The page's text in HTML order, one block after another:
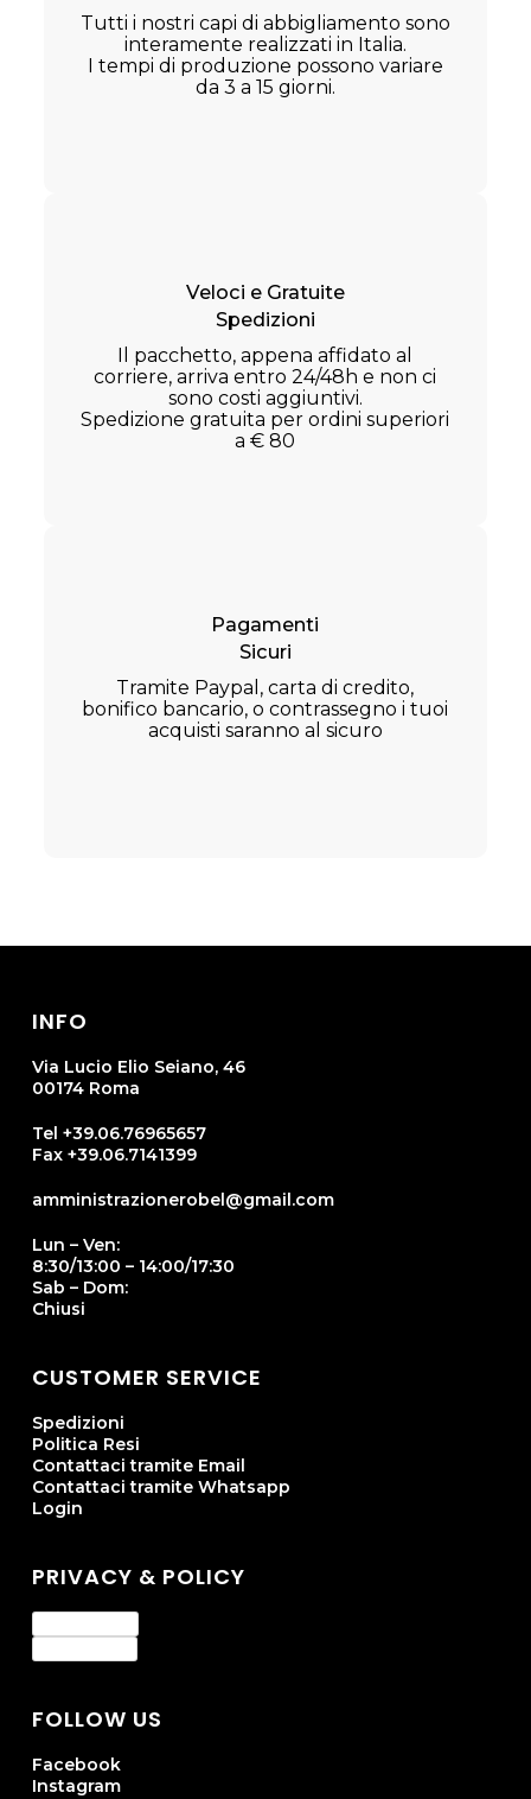
Tutti i nostri capi di abbigliamento sono
interamente realizzati in Italia.
I tempi di produzione possono variare
da 3 a 15 giorni.
Veloci e Gratuite
Spedizioni
Il pacchetto, appena affidato al
corriere, arriva entro 24/48h e non ci
sono costi aggiuntivi.
Spedizione gratuita per ordini superiori
a € 80
Pagamenti
Sicuri
Tramite Paypal, carta di credito,
bonifico bancario, o contrassegno i tuoi
acquisti saranno al sicuro
INFO
Via Lucio Elio Seiano, 46
00174 Roma
Tel +39.06.76965657
Fax +39.06.7141399
amministrazionerobel@gmail.com
Lun – Ven:
8:30/13:00 – 14:00/17:30
Sab – Dom:
Chiusi
CUSTOMER SERVICE
Spedizioni
Politica Resi
Contattaci tramite Email
Contattaci tramite Whatsapp
Login
PRIVACY & POLICY
FOLLOW US
Facebook
Instagram